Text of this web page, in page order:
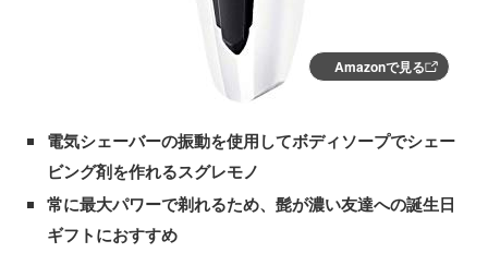
Amazonで見る
電気シェーバーの振動を使用してボディソープでシェー
ビング剤を作れるスグレモノ
常に最大パワーで剃れるため、髭が濃い友達への誕生日
ギフトにおすすめ